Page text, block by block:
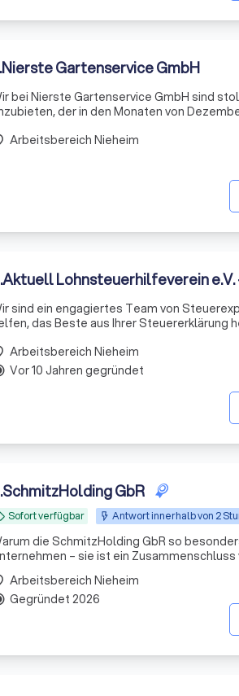
.Nierste Gartenservice GmbH
bei Nierste Gartenservice GmbH sind
der in den Monaten von
mit höc
Arbeitsbereich Nieheim
.Aktuell Lohnsteuerhilfeverein
sind ein engagiertes Team von
das Beste aus Ihrer Steuererklärung
Arbeitsbereich Nieheim
Vor 10 Jahren gegründet
.SchmitzHolding GbR
Sofort verfügbar Antwort innerhalb von 2
die SchmitzHolding GbR so besonders ist Die SchmitzHolding GbR ist mehr
– sie ist ein
breites
besonders: Kun
Arbeitsbereich Nieheim
Gegründet 2026